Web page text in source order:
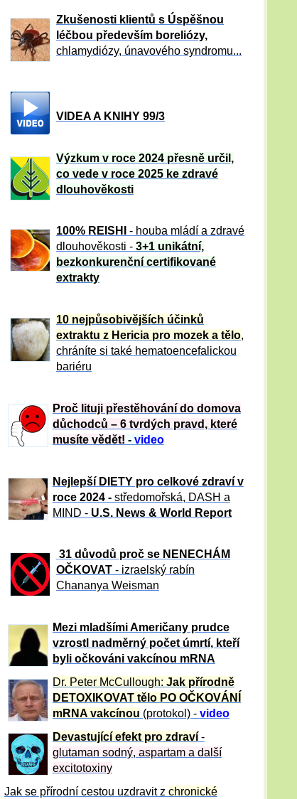
Zkušenosti klientů s Úspěšnou
léčbou především boreliózy,
chlamydiózy, únavového syndromu...
VIDEA A KNIHY 99/3
Výzkum v roce 2024 přesně určil,
co vede v roce 2025 ke zdravé
dlouhověkosti
100% REISHI
- houba mládí a zdravé
dlouhověkosti - 3+1 unikátní,
bezkonkurenční certifikované
extrakty
10 nejpůsobivějších účinků
extraktu z Hericia pro mozek a tělo,
chráníte si také hematoencefalickou
bariéru
Proč lituji přestěhování do domova
důchodců – 6 tvrdých pravd, které
musíte vědět! - video
Nejlepší DIETY pro celkové zdraví v
roce 2024 - středomořská, DASH a
MIND - U.S. News & World Report
31 důvod ů proč se NENECHÁM
OČKOVAT - izraelský rabín
Chananya Weisman
Mezi mladšími Američany prudce
vzrostl nadměrný počet úmrtí, kteří
byli očkováni vakcínou mRNA
Dr. Peter McCullough: Jak přírodně
DETOXIKOVAT tělo PO OČKOVÁNÍ
mRNA vakcínou (protokol) - video
Devastující efekt pro zdraví-
glutaman sodný, aspartam a další
excitotoxiny
Jak se přírodní cestou uzdravit z chronické